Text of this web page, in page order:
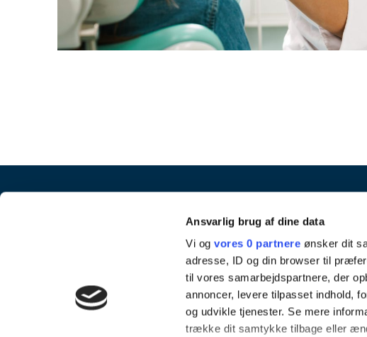
Ansvarlig brug af dine data
Vi ogvores 0 partnere ønsker dit
adresse, ID og din browser til
til vores samarbejdspartnere, der
annoncer, levere tilpasset indhold,
og udvikle tjenester. Se mere
trække dit samtykke tilbage eller